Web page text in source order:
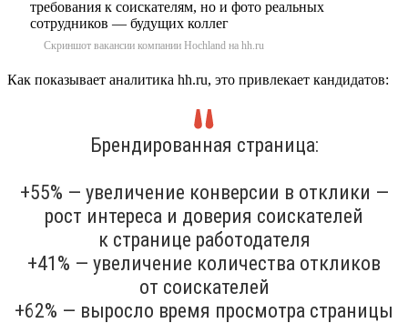
Скриншот вакансии компании Hochland на hh.ru
Как показывает аналитика hh.ru, это привлекает кандидатов:
Брендированная страница:
+55% — увеличение конверсии в отклики —
рост интереса и доверия соискателей
к странице работодателя
+41% — увеличение количества откликов
от соискателей
+62% — выросло время просмотра страницы